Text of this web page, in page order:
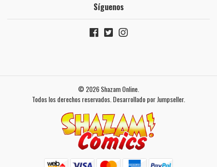
Síguenos
© 2026 Shazam Online.
Todos los derechos reservados. Desarrollado por Jumpseller.